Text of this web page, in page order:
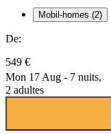
Mobil-homes (2)
De:
549 €
Mon 17 Aug - 7 nuits,
2 adultes